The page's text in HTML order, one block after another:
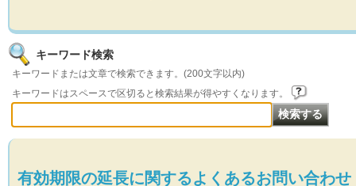
キーワード検索
キーワードまたは文章で検索できます。(200文字以内)
キーワードはスペースで区切ると検索結果が得やすくなります。
有効期限の延長に関するよくあるお問い合わせ